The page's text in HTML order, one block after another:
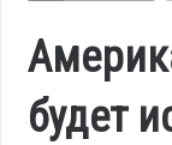
будет